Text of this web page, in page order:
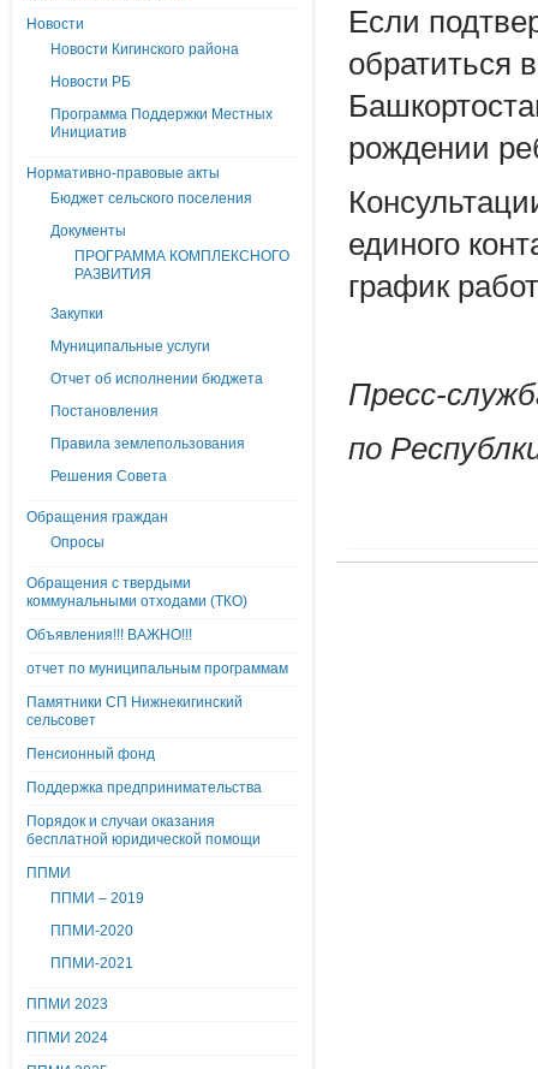
Новости
Новости Кигинского района
Новости РБ
Программа Поддержки Местных
Инициатив
Нормативно-правовые акты
Бюджет сельского поселения
Документы
ПРОГРАММА КОМПЛЕКСНОГО
РАЗВИТИЯ
Закупки
Муниципальные услуги
Отчет об исполнении бюджета
Постановления
Правила землепользования
Решения Совета
Обращения граждан
Опросы
Обращения с твердыми
коммунальными отходами (ТКО)
Объявления!!! ВАЖНО!!!
отчет по муниципальным программам
Памятники СП Нижнекигинский
сельсовет
Пенсионный фонд
Поддержка предпринимательства
Порядок и случаи оказания
бесплатной юридической помощи
ППМИ
ППМИ – 2019
ППМИ-2020
ППМИ-2021
ППМИ 2023
ППМИ 2024
Если
обратиться
рождении
единого
график
Пресс-
по